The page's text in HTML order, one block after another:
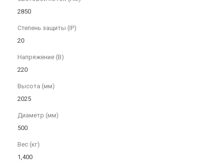
2850
Степень защиты (IP)
20
Напряжение (В)
220
Высота (мм)
2025
Диаметр (мм)
500
Вес (кг)
1,400